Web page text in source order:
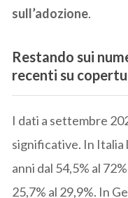
sull’adozione.
Restando sui
recenti su
I dati a settembre
significative. In Italia
anni dal 54,5% al
25,7% al 29,9%. In